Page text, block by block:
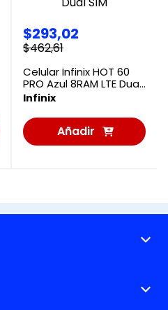
$293,02
$462,61
Celular Infinix HOT 60
PRO Azul 8RAM LTE Dual
SIM
Infinix
Añadir
al
+
+